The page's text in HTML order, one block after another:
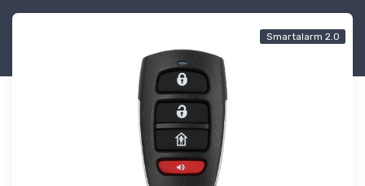
Smartalarm 2.0